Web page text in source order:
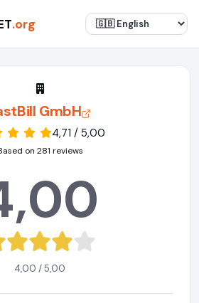
.org
GmbH
4,71 / 5,00
on 281 reviews
4,00 / 5,00